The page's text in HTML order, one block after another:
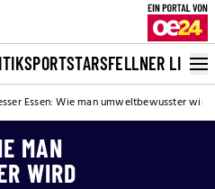
SPORTSTARSFELLNER LIVE
Essen: Wie man umweltbewusster wird
MAN
WIRD